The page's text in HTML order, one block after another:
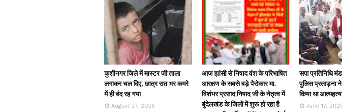
कुशीनगर जिले में मास्टर जी ताला
लगाकर चल दिए, छात्र रात भर कमरे
में ही बंद रह गया
August 27, 2025
आज झांसी से निषाद वंश के परिभाषित
आरक्षण के सबसे बड़े पैरोकार मा.
विशंभर प्रसाद निषाद जी के नेतृत्व में
बुंदेलखंड के जिलों में शुरू हो रहा है
सपा प्रतिनिधि
पुलिस प्रताड़ना
किया था
June 17,